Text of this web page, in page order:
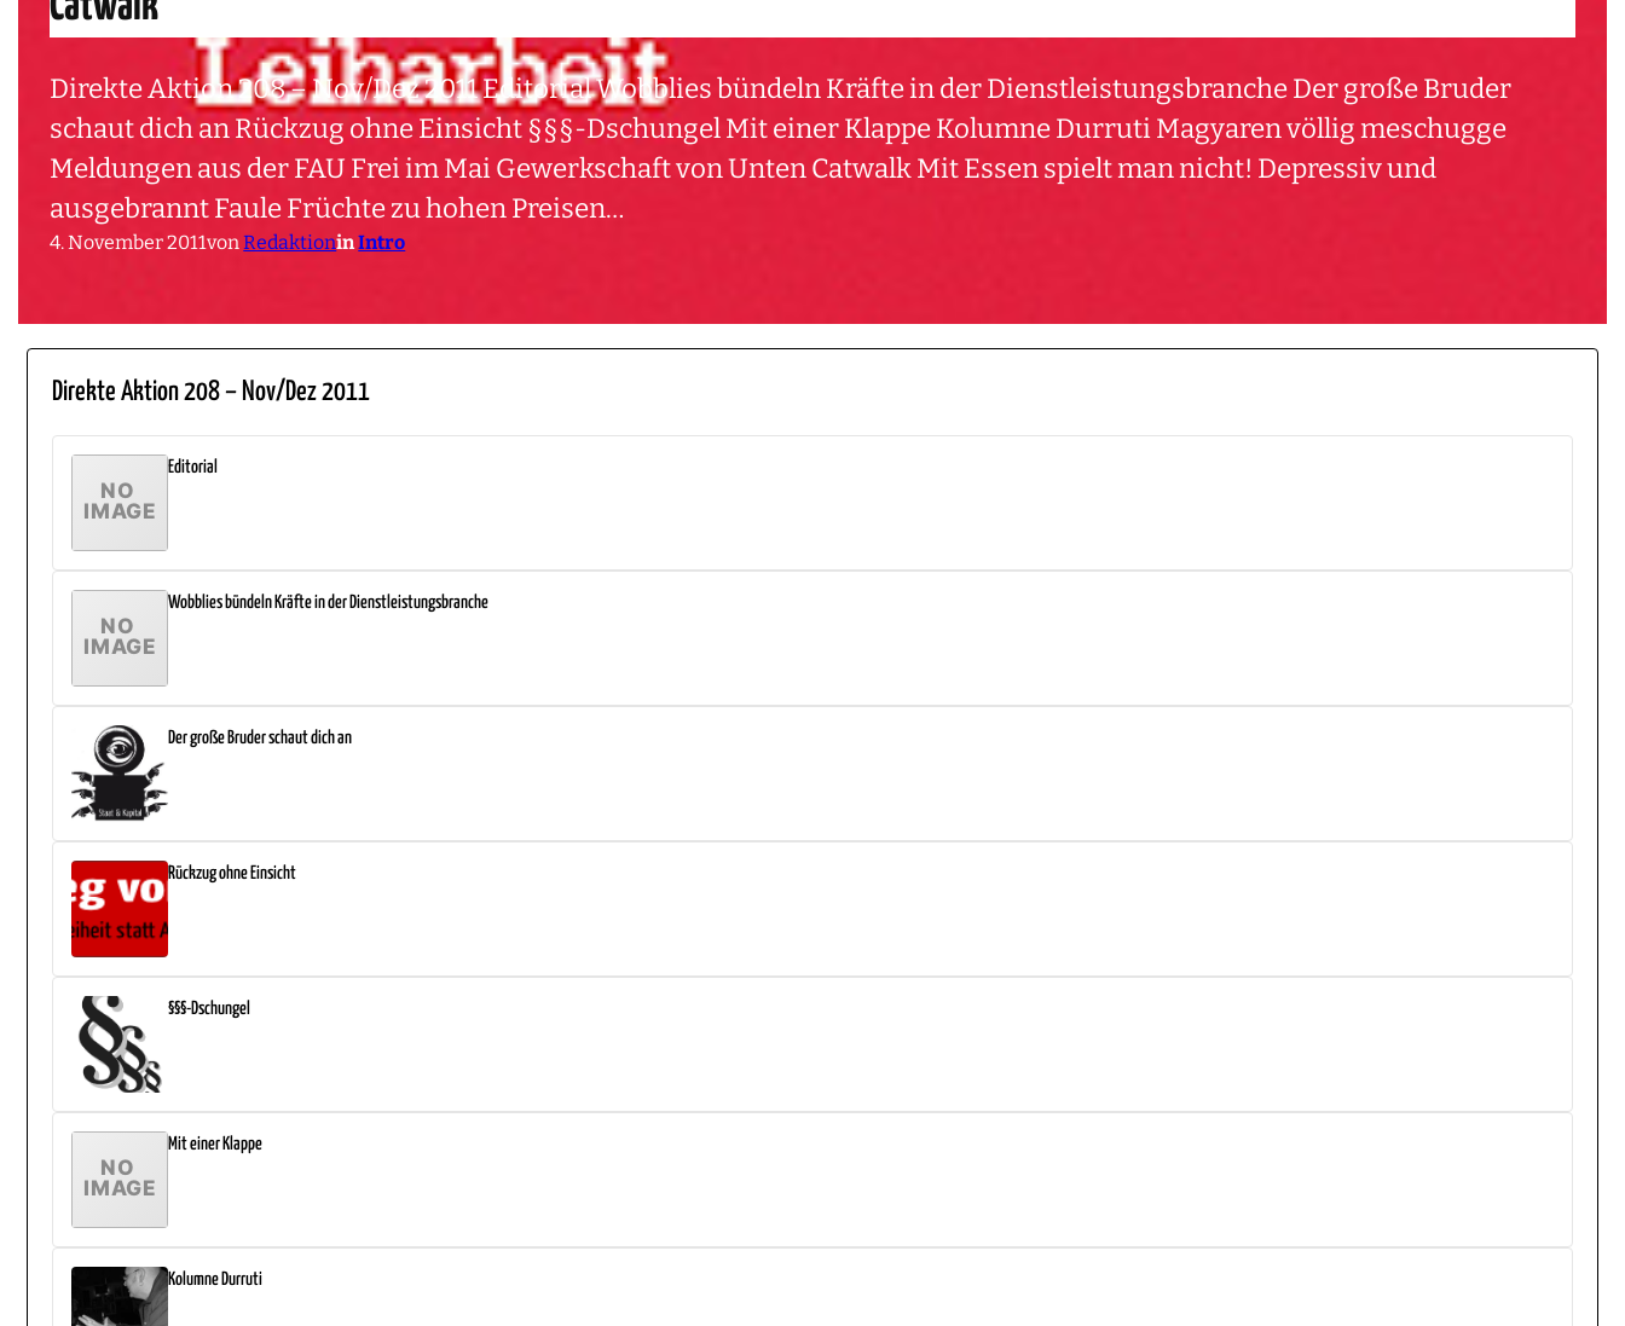
Direkte Aktion 208 – Nov/Dez 2011 Editorial Wobblies bündeln Kräfte in der Dienstleistungsbranche Der große Bruder
schaut dich an Rückzug ohne Einsicht §§§-Dschungel Mit einer Klappe Kolumne Durruti Magyaren völlig meschugge
Meldungen aus der FAU Frei im Mai Gewerkschaft von Unten Catwalk Mit Essen spielt man nicht! Depressiv und
ausgebrannt Faule Früchte zu hohen Preisen…
4. November 2011vonRedaktioninIntro
Direkte Aktion 208 – Nov/Dez 2011
Editorial
Wobblies bündeln Kräfte in der Dienstleistungsbranche
Der große Bruder schaut dich an
Rückzug ohne Einsicht
§§§-Dschungel
Mit einer Klappe
Kolumne Durruti